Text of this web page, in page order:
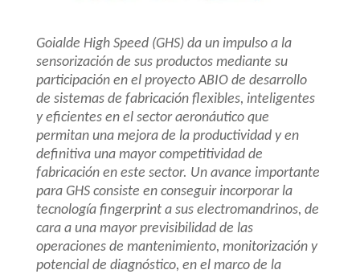
Goialde High Speed (GHS) da un impulso a la
sensorización de sus productos mediante su
participación en el proyecto ABIO de desarrollo
de sistemas de fabricación flexibles, inteligentes
y eficientes en el sector aeronáutico que
permitan una mejora de la productividad y en
definitiva una mayor competitividad de
fabricación en este sector. Un avance importante
para GHS consiste en conseguir incorporar la
tecnología fingerprint a sus electromandrinos, de
cara a una mayor previsibilidad de las
operaciones de mantenimiento, monitorización y
potencial de diagnóstico, en el marco de la